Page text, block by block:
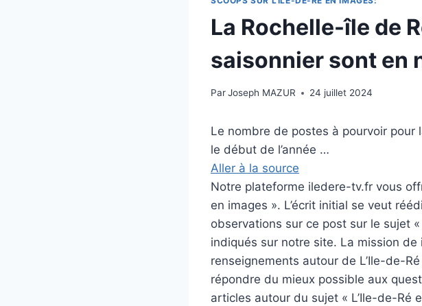
La Rochelle-île de
saisonnier sont en
ParJoseph MAZUR 24 juillet 2024
Le nombre de postes à pourvoir
le début de l’année …
Aller à la source
Notre plateforme iledere-tv.fr vous
en images ». L’écrit initial se veut
observations sur ce post sur le sujet
indiqués sur notre site. La mission
renseignements autour de L’Ile-de-
répondre du mieux possible aux
articles autour du sujet « L’Ile-de-Ré